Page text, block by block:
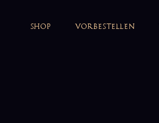
SHOP VORBESTELLEN